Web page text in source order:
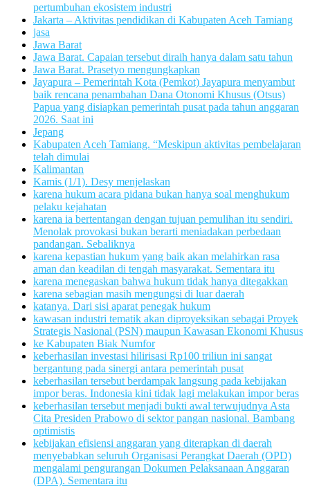
pertumbuhan ekosistem industri
Jakarta – Aktivitas pendidikan di Kabupaten Aceh Tamiang
jasa
Jawa Barat
Jawa Barat. Capaian tersebut diraih hanya dalam satu tahun
Jawa Barat. Prasetyo mengungkapkan
Jayapura – Pemerintah Kota (Pemkot) Jayapura menyambut
baik rencana penambahan Dana Otonomi Khusus (Otsus)
Papua yang disiapkan pemerintah pusat pada tahun anggaran
2026. Saat ini
Jepang
Kabupaten Aceh Tamiang. “Meskipun aktivitas pembelajaran
telah dimulai
Kalimantan
Kamis (1/1). Desy menjelaskan
karena hukum acara pidana bukan hanya soal menghukum
pelaku kejahatan
karena ia bertentangan dengan tujuan pemulihan itu sendiri.
Menolak provokasi bukan berarti meniadakan perbedaan
pandangan. Sebaliknya
karena kepastian hukum yang baik akan melahirkan rasa
aman dan keadilan di tengah masyarakat. Sementara itu
karena menegaskan bahwa hukum tidak hanya ditegakkan
karena sebagian masih mengungsi di luar daerah
katanya. Dari sisi aparat penegak hukum
kawasan industri tematik akan diproyeksikan sebagai Proyek
Strategis Nasional (PSN) maupun Kawasan Ekonomi Khusus
ke Kabupaten Biak Numfor
keberhasilan investasi hilirisasi Rp100 triliun ini sangat
bergantung pada sinergi antara pemerintah pusat
keberhasilan tersebut berdampak langsung pada kebijakan
impor beras. Indonesia kini tidak lagi melakukan impor beras
keberhasilan tersebut menjadi bukti awal terwujudnya Asta
Cita Presiden Prabowo di sektor pangan nasional. Bambang
optimistis
kebijakan efisiensi anggaran yang diterapkan di daerah
menyebabkan seluruh Organisasi Perangkat Daerah (OPD)
mengalami pengurangan Dokumen Pelaksanaan Anggaran
(DPA). Sementara itu